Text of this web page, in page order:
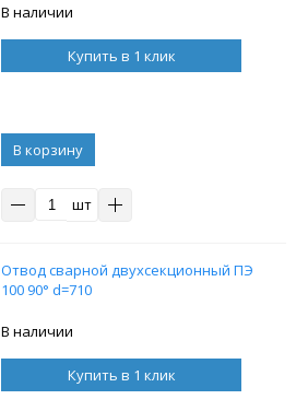
В наличии
Купить в 1 клик
В корзину
шт
Отвод сварной двухсекционный ПЭ
100 90° d=710
В наличии
Купить в 1 клик